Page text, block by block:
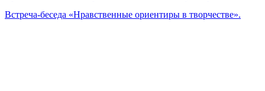
Встреча-беседа «Нравственные ориентиры в творчестве».